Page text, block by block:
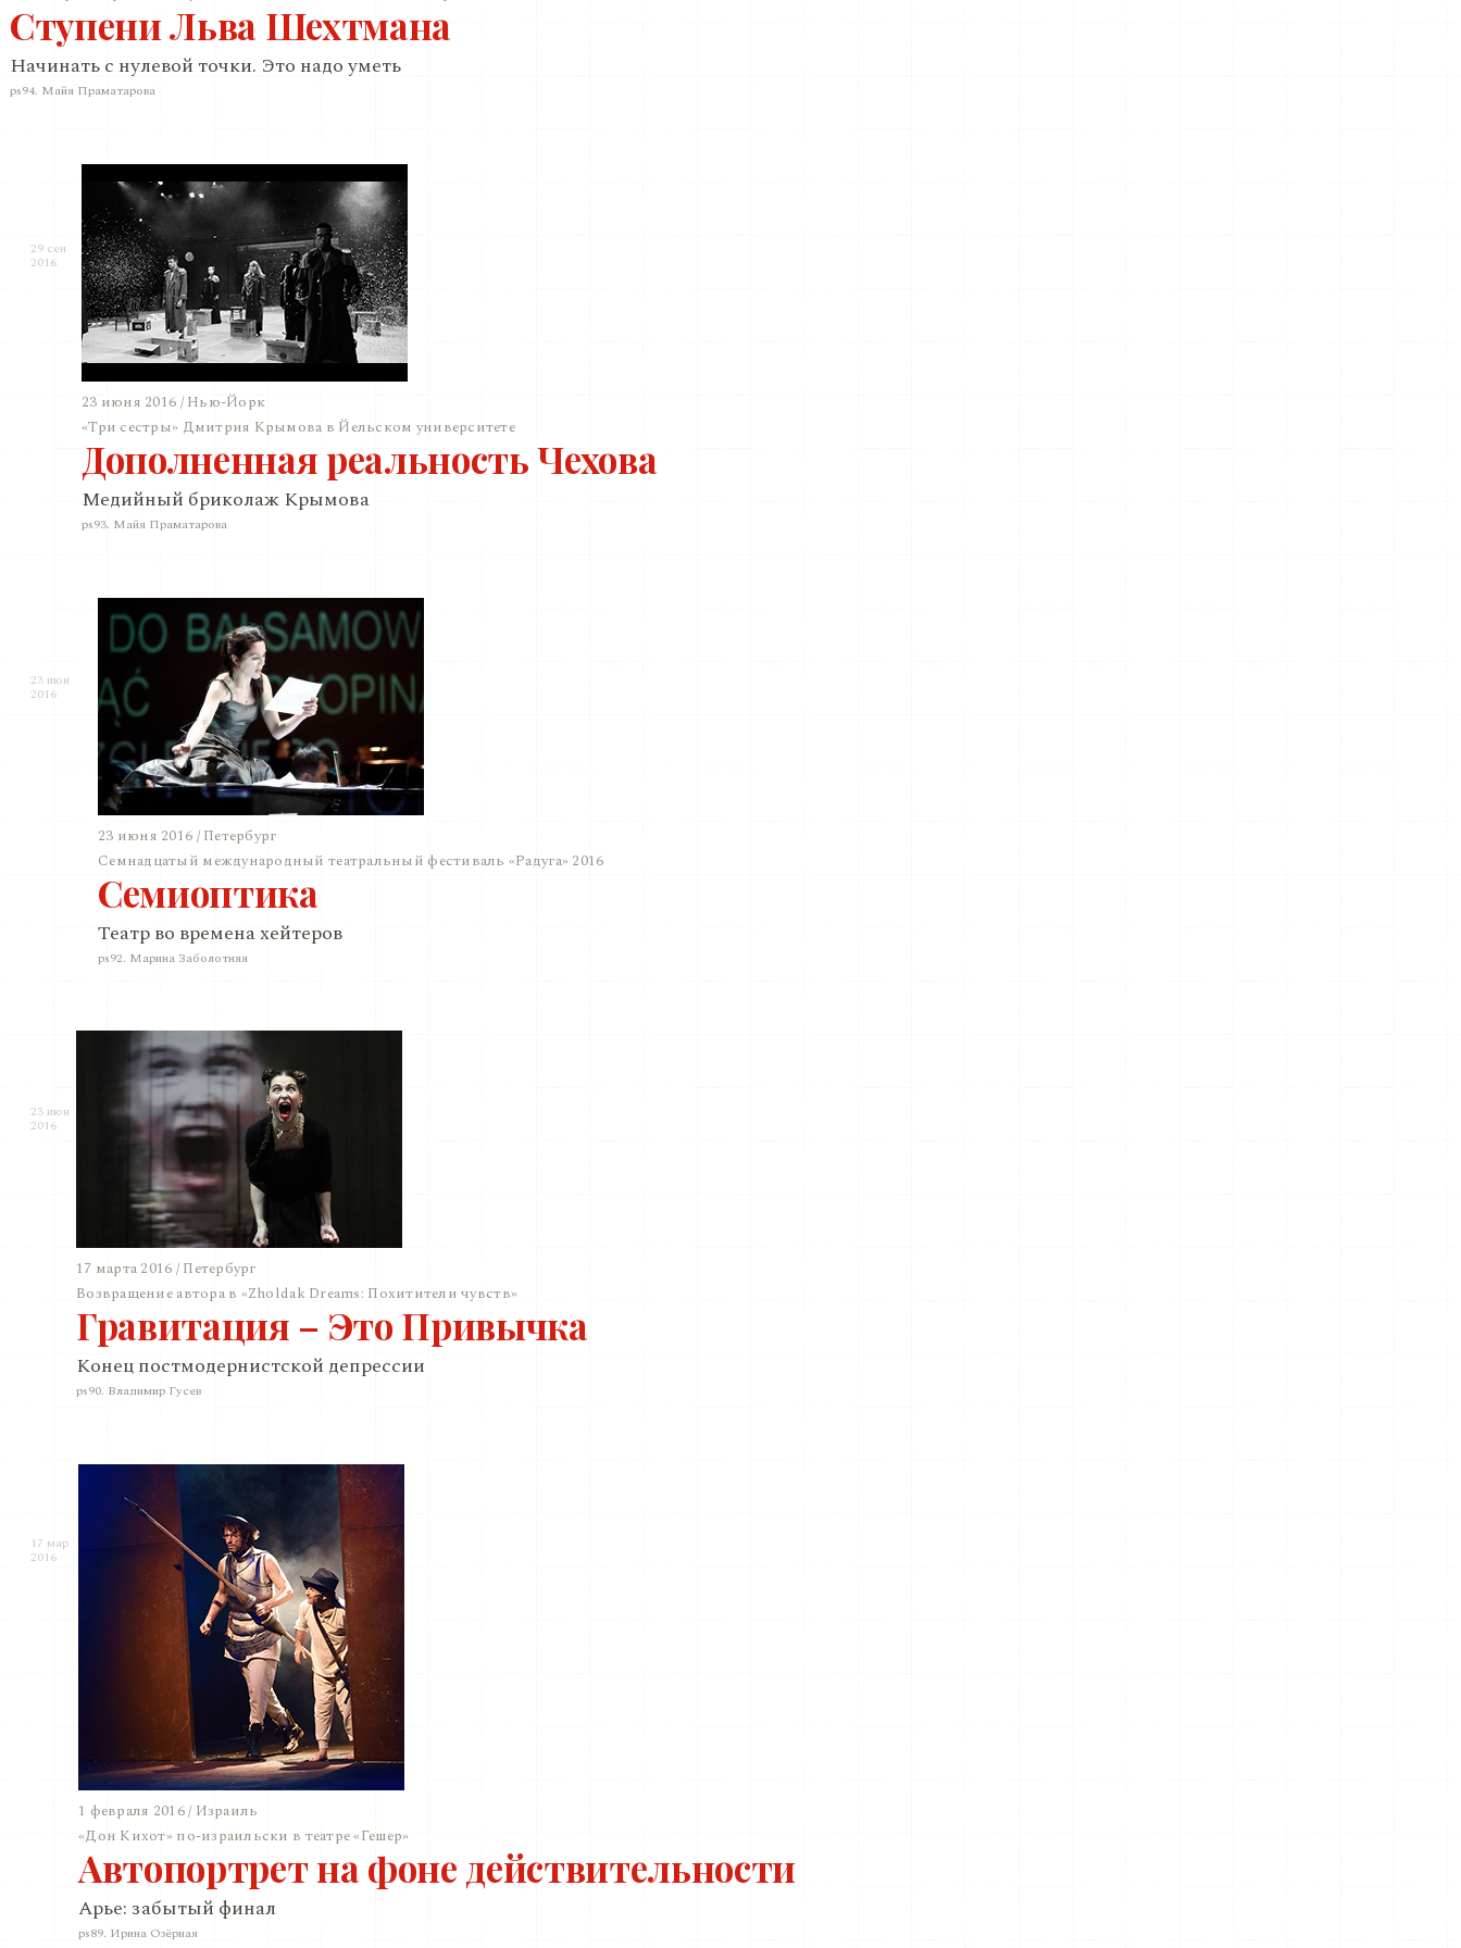
Ступени Льва Шехтмана
Начинать с нулевой точки. Это надо уметь
ps94. Майя Праматарова
23 июня 2016 / Нью-Йорк
«Три сестры» Дмитрия Крымова в Йельском университете
Дополненная реальность Чехова
Медийный бриколаж Крымова
ps93. Майя Праматарова
23 июня 2016 / Петербург
Семнадцатый международный театральный фестиваль «Радуга» 2016
Семиоптика
Театр во времена хейтеров
ps92. Марина Заболотняя
17 марта 2016 / Петербург
Возвращение автора в «Zholdak Dreams: Похитители чувств»
Гравитация – Это Привычка
Конец постмодернистской депрессии
ps90. Владимир Гусев
1 февраля 2016 / Израиль
«Дон Кихот» по-израильски в театре «Гешер»
Автопортрет на фоне действительности
Арье: забытый финал
ps89. Ирина Озёрная
29 сен
2016
23 июн
2016
23 июн
2016
17 мар
2016